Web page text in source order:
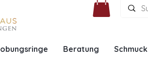
Beratung Schmuck